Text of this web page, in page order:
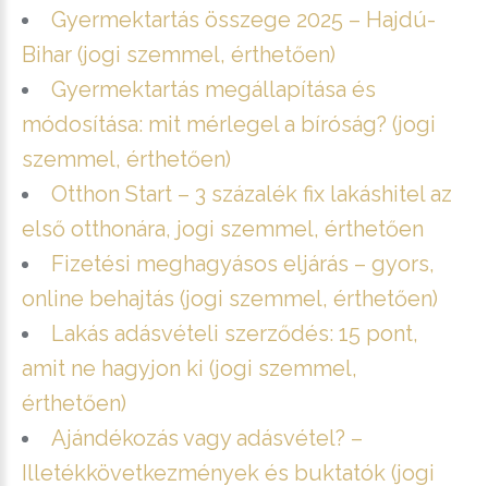
Gyermektartás összege 2025 – Hajdú-
Bihar (jogi szemmel, érthetően)
Gyermektartás megállapítása és
módosítása: mit mérlegel a bíróság? (jogi
szemmel, érthetően)
Otthon Start – 3 százalék fix lakáshitel az
első otthonára, jogi szemmel, érthetően
Fizetési meghagyásos eljárás – gyors,
online behajtás (jogi szemmel, érthetően)
Lakás adásvételi szerződés: 15 pont,
amit ne hagyjon ki (jogi szemmel,
érthetően)
Ajándékozás vagy adásvétel? –
Illetékkövetkezmények és buktatók (jogi